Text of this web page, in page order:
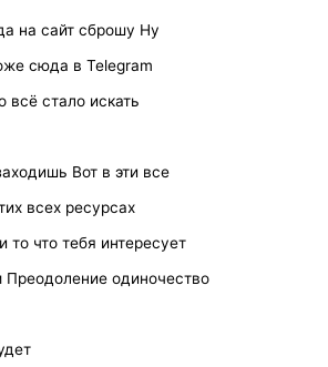
на сайт сброшу Ну
сюда в Telegram
всё стало искать
Вот в эти все
всех ресурсах
то что тебя интересует
одиночество